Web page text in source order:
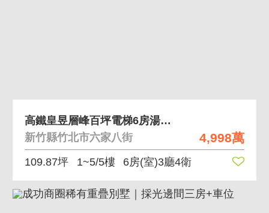
4,998萬
高鐵皇昱層峰百坪電梯6房湯屋別墅
新竹縣竹北市六家八街
109.87坪 1~5/5樓 6房(室)3廳4衛